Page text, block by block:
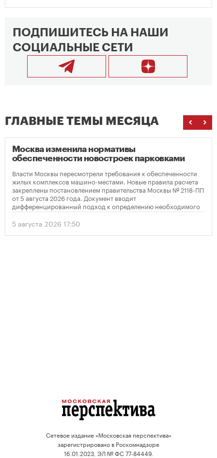
ПОДПИШИТЕСЬ НА НАШИ
СОЦИАЛЬНЫЕ СЕТИ
ГЛАВНЫЕ ТЕМЫ МЕСЯЦА
Москва изменила нормативы
обеспеченности новостроек парковками
Власти Москвы пересмотрели требования к обеспеченности
жилых комплексов машино-местами. Новые правила расчета
закреплены постановлением правительства Москвы № 2118-ПП
от 5 августа 2026 года. Документ вводит
дифференцированный подход к определению необходимого
количества парковок в зависимости от площади квартир и
устанавливает переходный период для уже согласованных
проектов.
5 августа 2026 17:50
Сетевое издание «Московская перспектива»
зарегистрировано в Роскомнадзоре
16.01.2023, ЭЛ № ФС 77-84449.